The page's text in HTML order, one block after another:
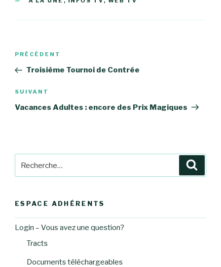
Navigation
l’article
Article
précédent
PRÉCÉDENT
Troisième Tournoi de Contrée
Article
suivant
SUIVANT
Vacances Adultes : encore des Prix Magiques
pour
ESPACE ADHÉRENTS
Login – Vous avez une question?
Tracts
Documents téléchargeables